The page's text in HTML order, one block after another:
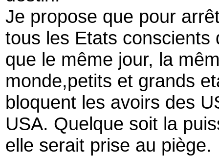
Je propose que pour
tous les Etats conscients
que le même jour, la
monde,petits et grands
bloquent les avoirs des
USA. Quelque soit la
elle serait prise au piège.